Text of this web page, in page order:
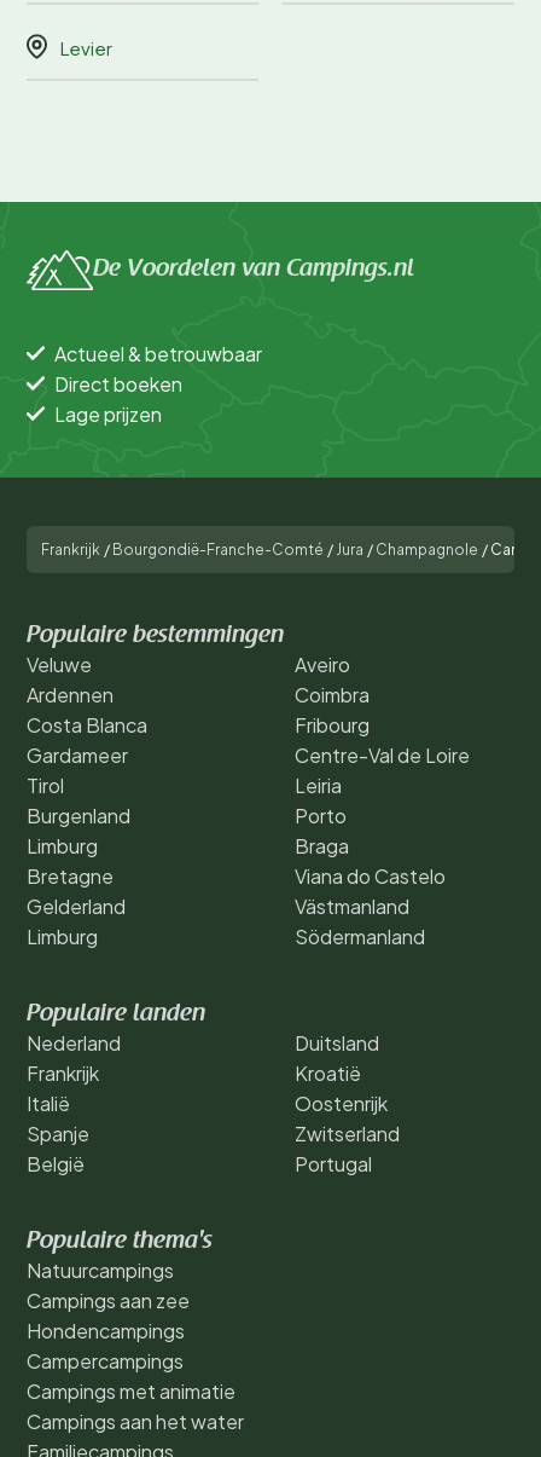
Levier
De Voordelen van Campings.nl
Actueel & betrouwbaar
Direct boeken
Lage prijzen
Frankrijk / Bourgondië-Franche-Comté / Jura / Champagnole /
Populaire bestemmingen
Veluwe
Ardennen
Costa Blanca
Gardameer
Tirol
Burgenland
Limburg
Bretagne
Gelderland
Limburg
Aveiro
Coimbra
Fribourg
Centre-Val de Loire
Leiria
Porto
Braga
Viana do Castelo
Västmanland
Södermanland
Populaire landen
Nederland
Frankrijk
Italië
Spanje
België
Duitsland
Kroatië
Oostenrijk
Zwitserland
Portugal
Populaire thema's
Natuurcampings
Campings aan zee
Hondencampings
Campercampings
Campings met animatie
Campings aan het water
Familiecampings